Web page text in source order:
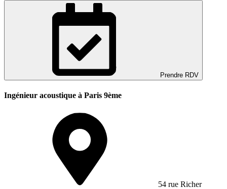
Prendre RDV
Ingénieur acoustique à Paris 9ème
54 rue Richer